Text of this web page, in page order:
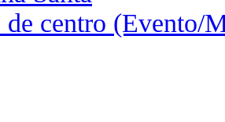
de centro (Evento/